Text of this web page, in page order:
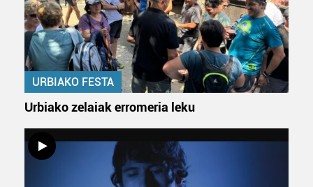
URBIAKO FESTA
Urbiako zelaiak erromeria leku